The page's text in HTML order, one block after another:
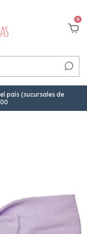
0
país (sucursales de